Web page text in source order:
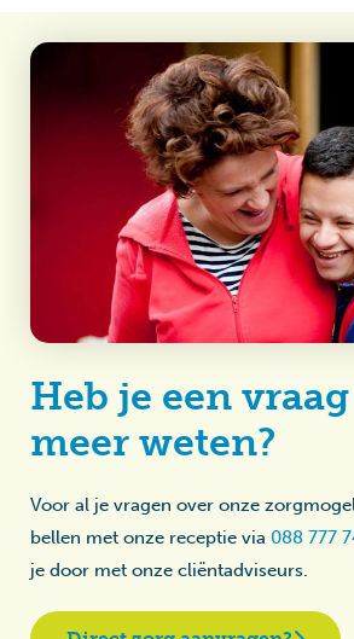
Heb je een
meer weten?
Voor al je vragen over onze
bellen met onze receptie via 088 777
je door met onze cliëntadviseurs.